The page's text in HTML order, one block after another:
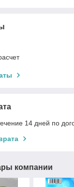
14 дней по
компании